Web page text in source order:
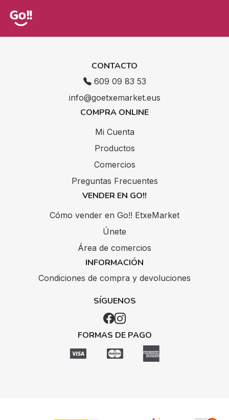
CONTACTO
609 09 83 53
info@goetxemarket.eus
COMPRA ONLINE
Mi Cuenta
Productos
Comercios
Preguntas Frecuentes
VENDER EN GO!!
Cómo vender en Go!! EtxeMarket
Únete
Área de comercios
INFORMACIÓN
Condiciones de compra y devoluciones
SÍGUENOS
FORMAS DE PAGO